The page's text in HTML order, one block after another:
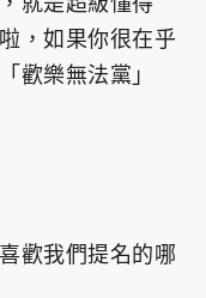
，如果你很在乎
歡樂無法黨」
歡我們提名的哪